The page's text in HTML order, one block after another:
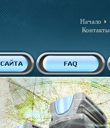
Начало
Контакты